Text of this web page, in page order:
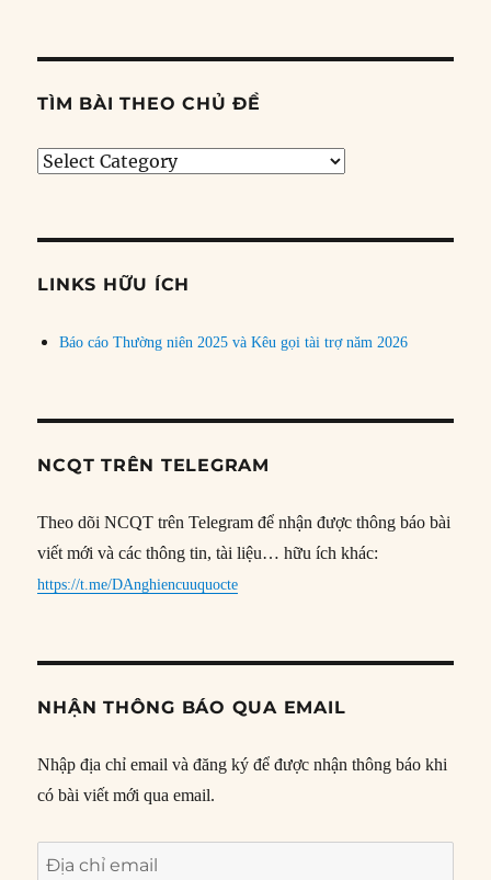
TÌM BÀI THEO CHỦ ĐỀ
Tìm
đề
LINKS HỮU ÍCH
Báo cáo Thường niên 2025 và Kêu gọi tài trợ năm 2026
NCQT TRÊN TELEGRAM
Theo dõi NCQT trên Telegram để nhận được thông báo bài
viết mới và các thông tin, tài liệu… hữu ích khác:
https://t.me/DAnghiencuuquocte
NHẬN THÔNG BÁO QUA EMAIL
Nhập địa chỉ email và đăng ký để được nhận thông báo khi
có bài viết mới qua email.
Địa